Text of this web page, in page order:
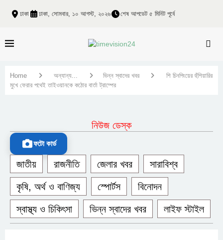
ঢাকা ঢাকা, সোমবার, ১০ আগস্ট, ২০২৬ শেষ আপডেট ৫ মিনিট পূর্বে
Home অন্যান্য... ভিন্ন স্বাদের খবর
শি চিনপিংয়ের হুঁশিয়ারির
মুখে ফেরার পথেই তাইওয়ানকে কঠোর বার্তা ট্রাম্পের
নিউজ ডেস্ক
ফটো কার্ড
জাতীয় রাজনীতি জেলার খবর সারাবিশ্ব
কৃষি, অর্থ ও বাণিজ্য স্পোর্টস বিনোদন
স্বাস্থ্য ও চিকিৎসা ভিন্ন স্বাদের খবর লাইফ স্টাইল